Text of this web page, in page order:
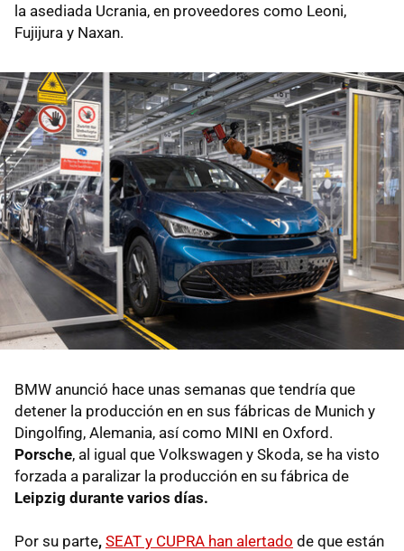
la asediada Ucrania, en proveedores como Leoni,
Fujijura y Naxan.
BMW anunció hace unas semanas que tendría que
detener la producción en en sus fábricas de Munich y
Dingolfing, Alemania, así como MINI en Oxford.
Porsche, al igual que Volkswagen y Skoda, se ha visto
forzada a paralizar la producción en su fábrica de
Leipzig durante varios días.
Por su parte, SEAT y CUPRA han alertado de que están